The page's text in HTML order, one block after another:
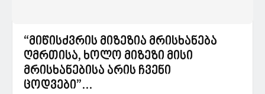
“მიწისძვრის მიზეზია მრისხანება
ღმრთისა, ხოლო მიზეზი მისი
მრისხანებისა არის ჩვენი
ცოდვები”...